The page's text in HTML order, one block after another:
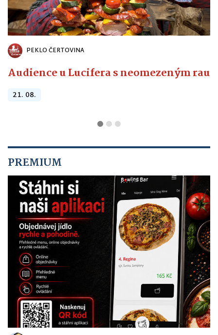
PEKLO ČERTOVINA
Audience u Lucifera s neomezeným
21. 08.
PREMIUM